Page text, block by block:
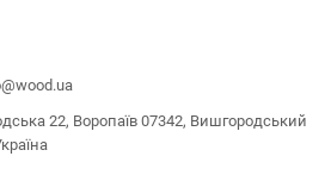
22, Воропаїв 07342, Вишгородський